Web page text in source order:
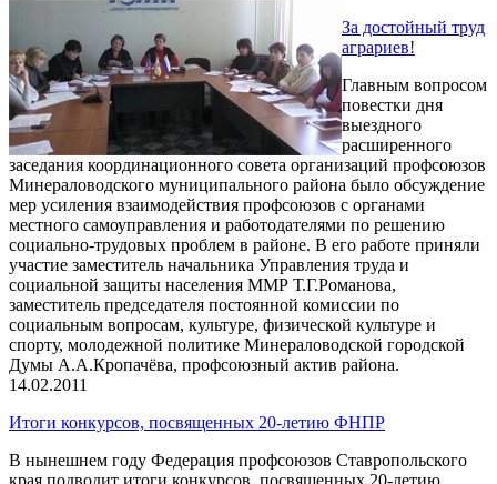
За достойный труд
аграриев!
Главным вопросом
повестки дня
выездного
расширенного
заседания координационного совета организаций профсоюзов
Минераловодского муниципального района было обсуждение
мер усиления взаимодействия профсоюзов с органами
местного самоуправления и работодателями по решению
социально-трудовых проблем в районе. В его работе приняли
участие заместитель начальника Управления труда и
социальной защиты населения ММР Т.Г.Романова,
заместитель председателя постоянной комиссии по
социальным вопросам, культуре, физической культуре и
спорту, молодежной политике Минераловодской городской
Думы А.А.Кропачёва, профсоюзный актив района.
14.02.2011
Итоги конкурсов, посвященных 20-летию ФНПР
В нынешнем году Федерация профсоюзов Ставропольского
края подводит итоги конкурсов, посвященных 20-летию